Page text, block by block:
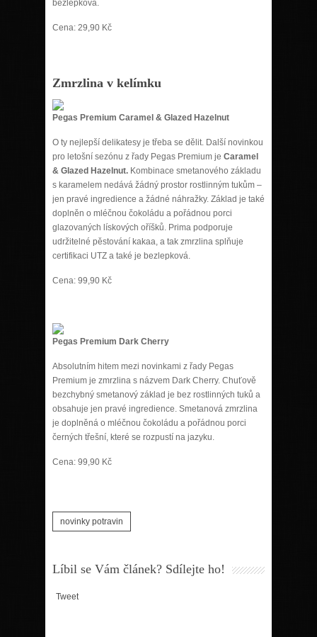
bezlepková.
Cena: 29,90 Kč
Zmrzlina v kelímku
Pegas Premium Caramel & Glazed Hazelnut
O ty nejlepší delikatesy je třeba se dělit. Další novinkou
pro letošní sezónu z řady Pegas Premium je Caramel
& Glazed Hazelnut. Kombinace smetanového základu
s karamelem nedává žádný prostor rostlinným tukům –
jen pravé ingredience a žádné náhražky. Základ je také
doplněn o mléčnou čokoládu a pořádnou porci
glazovaných lískových oříšků. Prima podporuje
udržitelné pěstování kakaa, a tak zmrzlina splňuje
certifikaci UTZ a také je bezlepková.
Cena: 99,90 Kč
Pegas Premium Dark Cherry
Absolutním hitem mezi novinkami z řady Pegas
Premium je zmrzlina s názvem Dark Cherry. Chuťově
bezchybný smetanový základ je bez rostlinných tuků a
obsahuje jen pravé ingredience. Smetanová zmrzlina
je doplněná o mléčnou čokoládu a pořádnou porci
černých třešní, které se rozpustí na jazyku.
Cena: 99,90 Kč
novinky potravin
Líbil se Vám článek? Sdílejte ho!
Tweet